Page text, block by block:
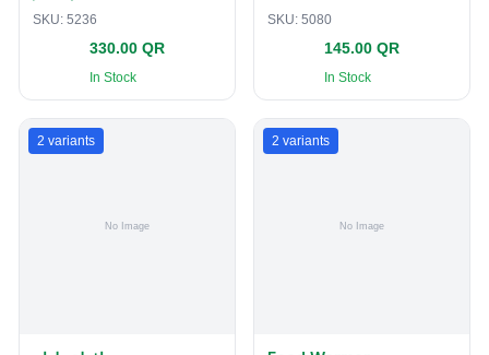
SKU: 5236
330.00 QR
In Stock
SKU: 5080
145.00 QR
In Stock
2 variants 2 variants